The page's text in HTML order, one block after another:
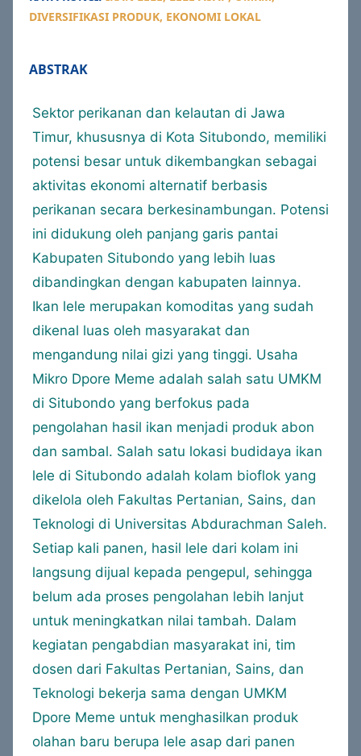
DIVERSIFIKASI PRODUK, EKONOMI LOKAL
ABSTRAK
Sektor perikanan dan kelautan di Jawa
Timur, khususnya di Kota Situbondo, memiliki
potensi besar untuk dikembangkan sebagai
aktivitas ekonomi alternatif berbasis
perikanan secara berkesinambungan. Potensi
ini didukung oleh panjang garis pantai
Kabupaten Situbondo yang lebih luas
dibandingkan dengan kabupaten lainnya.
Ikan lele merupakan komoditas yang sudah
dikenal luas oleh masyarakat dan
mengandung nilai gizi yang tinggi. Usaha
Mikro Dpore Meme adalah salah satu UMKM
di Situbondo yang berfokus pada
pengolahan hasil ikan menjadi produk abon
dan sambal. Salah satu lokasi budidaya ikan
lele di Situbondo adalah kolam bioflok yang
dikelola oleh Fakultas Pertanian, Sains, dan
Teknologi di Universitas Abdurachman Saleh.
Setiap kali panen, hasil lele dari kolam ini
langsung dijual kepada pengepul, sehingga
belum ada proses pengolahan lebih lanjut
untuk meningkatkan nilai tambah. Dalam
kegiatan pengabdian masyarakat ini, tim
dosen dari Fakultas Pertanian, Sains, dan
Teknologi bekerja sama dengan UMKM
Dpore Meme untuk menghasilkan produk
olahan baru berupa lele asap dari panen